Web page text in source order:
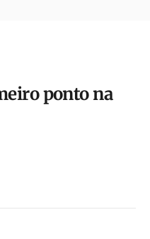
ponto na